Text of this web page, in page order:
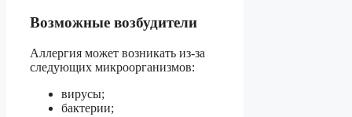
Возможные возбудители
Аллергия может возникать из-за
следующих микроорганизмов:
вирусы;
бактерии;